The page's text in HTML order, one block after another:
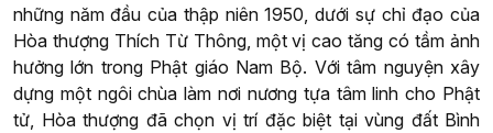
những năm đầu của thập niên 1950, dưới sự chỉ đạo của
Hòa thượng Thích Từ Thông, một vị cao tăng có tầm ảnh
hưởng lớn trong Phật giáo Nam Bộ. Với tâm nguyện xây
dựng một ngôi chùa làm nơi nương tựa tâm linh cho Phật
tử, Hòa thượng đã chọn vị trí đặc biệt tại vùng đất Bình